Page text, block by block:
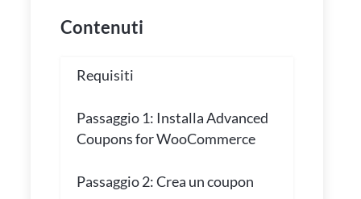
Contenuti
Requisiti
Passaggio 1: Installa Advanced
Coupons for WooCommerce
Passaggio 2: Crea un coupon